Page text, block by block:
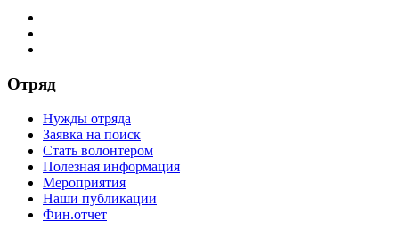
Отряд
Нужды отряда
Заявка на поиск
Стать волонтером
Полезная информация
Мероприятия
Наши публикации
Фин.отчет